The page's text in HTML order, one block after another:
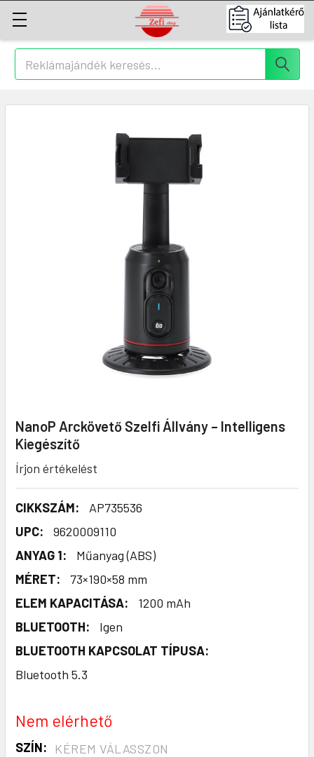
Keresés
NanoP Arckövető Szelfi Állvány – Intelligens
Kiegészítő
Írjon értékelést
CIKKSZÁM:
AP735536
UPC:
9620009110
ANYAG 1:
Műanyag (ABS)
MÉRET:
73×190×58 mm
ELEM KAPACITÁSA:
1200 mAh
BLUETOOTH:
Igen
BLUETOOTH KAPCSOLAT TÍPUSA:
Bluetooth 5.3
Nem elérhető
SZÍN: KÉREM VÁLASSZON